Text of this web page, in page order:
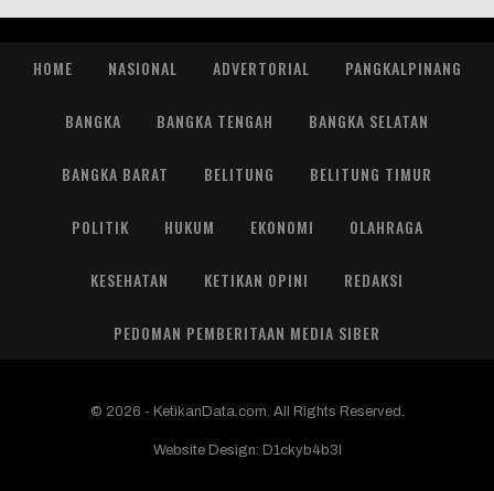
HOME NASIONAL ADVERTORIAL PANGKALPINANG
BANGKA BANGKA TENGAH BANGKA SELATAN
BANGKA BARAT BELITUNG BELITUNG TIMUR
POLITIK HUKUM EKONOMI OLAHRAGA
KESEHATAN KETIKAN OPINI REDAKSI
PEDOMAN PEMBERITAAN MEDIA SIBER
© 2026 - KetikanData.com. All Rights Reserved.
Website Design: D1ckyb4b3l